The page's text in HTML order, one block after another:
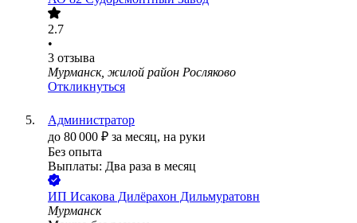
2.7
•
3 отзыва
Мурманск, жилой район Росляково
Откликнуться
Администратор
до 80 000 ₽ за месяц, на руки
Без опыта
Выплаты: Два раза в месяц
ИП Исакова Дилёрахон Дильмуратовн
Мурманск